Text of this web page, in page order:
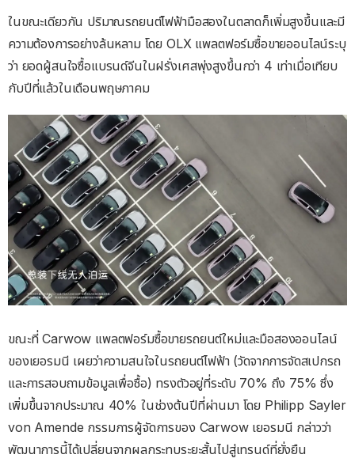
ในขณะเดียวกัน ปริมาณรถยนต์ไฟฟ้ามือสองในตลาดก็เพิ่มสูงขึ้นและมี
ความต้องการอย่างล้นหลาม โดย OLX แพลตฟอร์มซื้อขายออนไลน์ระบุ
ว่า ยอดผู้สนใจซื้อแบรนด์จีนในฝรั่งเศสพุ่งสูงขึ้นกว่า 4 เท่าเมื่อเทียบ
กับปีที่แล้วในเดือนพฤษภาคม
ขณะที่ Carwow แพลตฟอร์มซื้อขายรถยนต์ใหม่และมือสองออนไลน์
ของเยอรมนี เผยว่าความสนใจในรถยนต์ไฟฟ้า (วัดจากการจัดสเปกรถ
และการสอบถามข้อมูลเพื่อซื้อ) ทรงตัวอยู่ที่ระดับ 70% ถึง 75% ซึ่ง
เพิ่มขึ้นจากประมาณ 40% ในช่วงต้นปีที่ผ่านมา โดย Philipp Sayler
von Amende กรรมการผู้จัดการของ Carwow เยอรมนี กล่าวว่า
พัฒนาการนี้ได้เปลี่ยนจากผลกระทบระยะสั้นไปสู่เทรนด์ที่ยั่งยืน